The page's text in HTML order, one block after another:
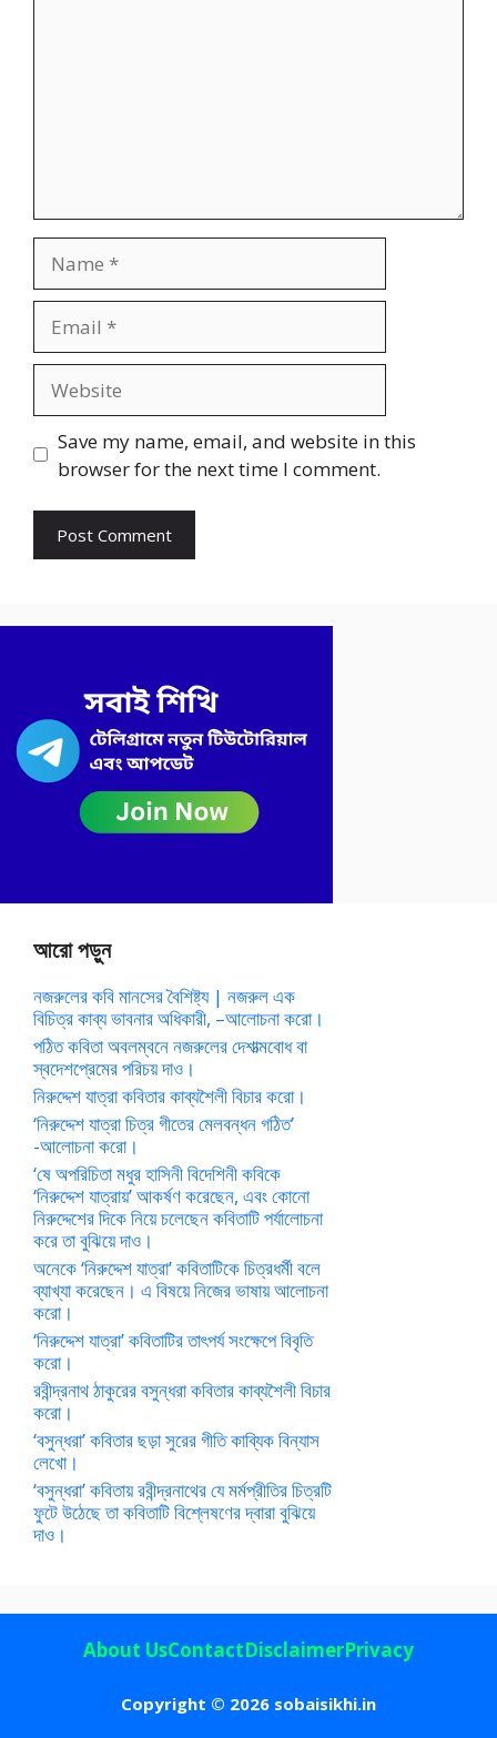
Save my name, email, and website in this
browser for the next time I comment.
আরো পড়ুন
নজরুলের কবি মানসের বৈশিষ্ট্য | নজরুল এক
বিচিত্র কাব্য ভাবনার অধিকারী, –আলোচনা করো।
পঠিত কবিতা অবলম্বনে নজরুলের দেশাত্মবোধ বা
স্বদেশপ্রেমের পরিচয় দাও।
নিরুদ্দেশ যাত্রা কবিতার কাব্যশৈলী বিচার করো।
‘নিরুদ্দেশ যাত্রা চিত্র গীতের মেলবন্ধন গঠিত’
-আলোচনা করো।
‘ষে অপরিচিতা মধুর হাসিনী বিদেশিনী কবিকে
‘নিরুদ্দেশ যাত্রায়’ আকর্ষণ করেছেন, এবং কোনো
নিরুদ্দেশের দিকে নিয়ে চলেছেন কবিতাটি পর্যালোচনা
করে তা বুঝিয়ে দাও।
অনেকে ‘নিরুদ্দেশ যাত্রা’ কবিতাটিকে চিত্রধর্মী বলে
ব্যাখ্যা করেছেন। এ বিষয়ে নিজের ভাষায় আলোচনা
করো।
‘নিরুদ্দেশ যাত্রা’ কবিতাটির তাৎপর্য সংক্ষেপে বিবৃতি
করো।
রবীন্দ্রনাথ ঠাকুরের বসুন্ধরা কবিতার কাব্যশৈলী বিচার
করো।
‘বসুন্ধরা’ কবিতার ছড়া সুরের গীতি কাব্যিক বিন্যাস
লেখো।
‘বসুন্ধরা’ কবিতায় রবীন্দ্রনাথের যে মর্মপ্রীতির চিত্রটি
ফুটে উঠেছে তা কবিতাটি বিশ্লেষণের দ্বারা বুঝিয়ে
দাও।
Copyright © 2026 sobaisikhi.in
About UsContactDisclaimerPrivacy